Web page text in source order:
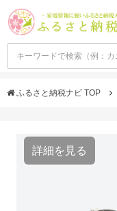
ふるさと納税ナビ TOP
詳細を見る